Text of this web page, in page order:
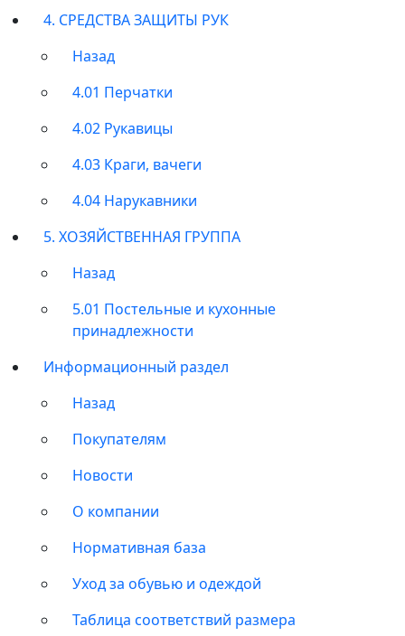
4. СРЕДСТВА ЗАЩИТЫ РУК
Назад
4.01 Перчатки
4.02 Рукавицы
4.03 Краги, вачеги
4.04 Нарукавники
5. ХОЗЯЙСТВЕННАЯ ГРУППА
Назад
5.01 Постельные и кухонные
принадлежности
Информационный раздел
Назад
Покупателям
Новости
О компании
Нормативная база
Уход за обувью и одеждой
Таблица соответствий размера